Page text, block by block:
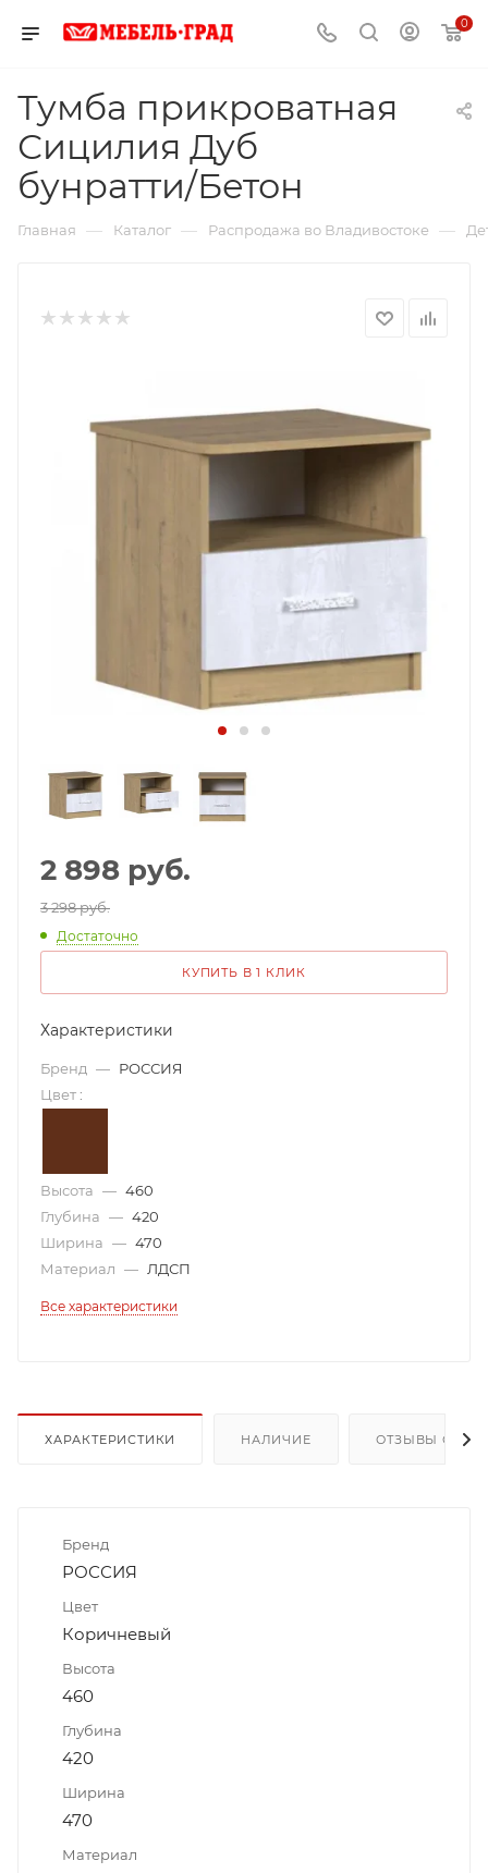
0
Тумба прикроватная
Сицилия Дуб
бунратти/Бетон
Главная — Каталог — Распродажа во Владивостоке —
2 898 руб.
3 298 руб.
Достаточно
КУПИТЬ В 1 КЛИК
Характеристики
Бренд — РОССИЯ
Цвет :
Высота — 460
Глубина — 420
Ширина — 470
Материал — ЛДСП
Все характеристики
ХАРАКТЕРИСТИКИ НАЛИЧИЕ ОТЗЫВЫ О
Бренд
РОССИЯ
Цвет
Коричневый
Высота
460
Глубина
420
Ширина
470
Материал